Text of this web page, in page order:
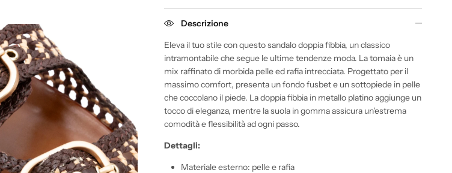
Descrizione
Eleva il tuo stile con questo sandalo doppia fibbia, un classico
intramontabile che segue le ultime tendenze moda. La tomaia è un
mix raffinato di morbida pelle ed rafia intrecciata. Progettato per il
massimo comfort, presenta un fondo fusbet e un sottopiede in pelle
che coccolano il piede. La doppia fibbia in metallo platino aggiunge un
tocco di eleganza, mentre la suola in gomma assicura un'estrema
comodità e flessibilità ad ogni passo.
Dettagli:
Materiale esterno: pelle e rafia